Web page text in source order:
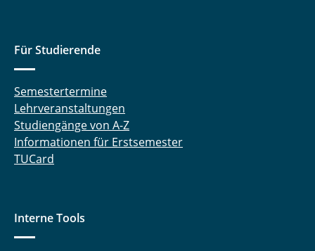
Für Studierende
Semestertermine
Lehrveranstaltungen
Studiengänge von A-Z
Informationen für Erstsemester
TUCard
Interne Tools